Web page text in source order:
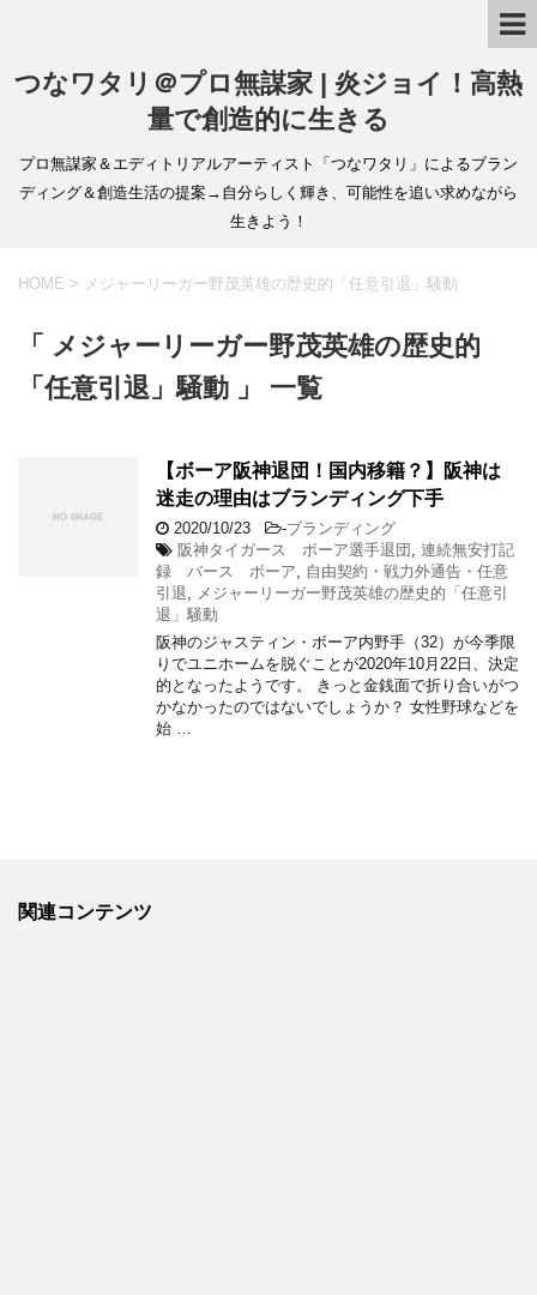
つなワタリ＠プロ無謀家 | 炎ジョイ！高熱
量で創造的に生きる
プロ無謀家＆エディトリアルアーティスト「つなワタリ」によるブラン
ディング＆創造生活の提案→自分らしく輝き、可能性を追い求めながら
生きよう！
HOME > メジャーリーガー野茂英雄の歴史的「任意引退」騒動
「 メジャーリーガー野茂英雄の歴史的
「任意引退」騒動 」 一覧
【ボーア阪神退団！国内移籍？】阪神は
迷走の理由はブランディング下手
2020/10/23 -ブランディング
阪神タイガース ボーア選手退団 連続無安打記
録 バース ボーア
自由契約・戦力外通告・任意
引退
メジャーリーガー野茂英雄の歴史的「任意引
退」騒動
阪神のジャスティン・ボーア内野手（32）が今季限
りでユニホームを脱ぐことが2020年10月22日、決定
的となったようです。 きっと金銭面で折り合いがつ
かなかったのではないでしょうか？ 女性野球などを
始 …
関連コンテンツ